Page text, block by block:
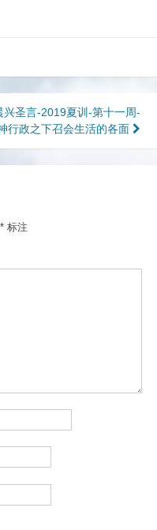
兴圣言-2019夏训-第十一周-
行政之下召会生活的各面
*标注